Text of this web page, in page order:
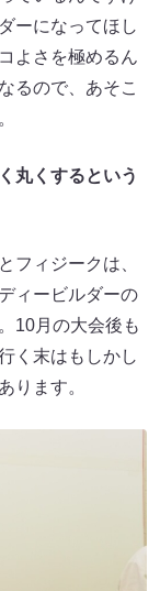
ーになってほし
よさを極めるん
るので、あそこ
丸くするという
フィジークは、
ィービルダーの
10月の大会後も
く末はもしかし
ります。